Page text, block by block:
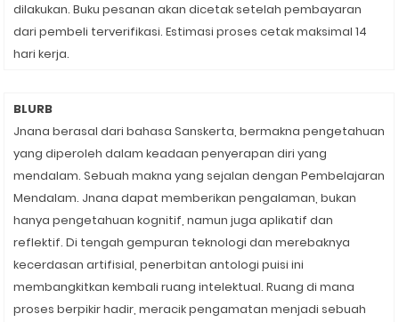
dilakukan. Buku pesanan akan dicetak setelah pembayaran
dari pembeli terverifikasi. Estimasi proses cetak maksimal 14
hari kerja.
BLURB
Jnana berasal dari bahasa Sanskerta, bermakna pengetahuan
yang diperoleh dalam keadaan penyerapan diri yang
mendalam. Sebuah makna yang sejalan dengan Pembelajaran
Mendalam. Jnana dapat memberikan pengalaman, bukan
hanya pengetahuan kognitif, namun juga aplikatif dan
reflektif. Di tengah gempuran teknologi dan merebaknya
kecerdasan artifisial, penerbitan antologi puisi ini
membangkitkan kembali ruang intelektual. Ruang di mana
proses berpikir hadir, meracik pengamatan menjadi sebuah